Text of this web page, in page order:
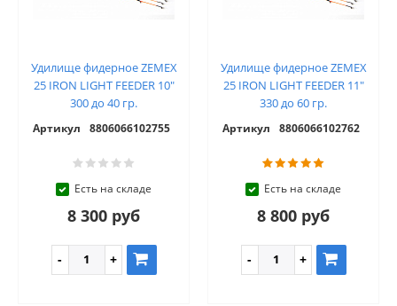
Удилище фидерное ZEMEX
25 IRON LIGHT FEEDER 10"
300 до 40 гр.
Артикул 8806066102755
Есть на складе
8 300 руб
Удилище фидерное ZEMEX
25 IRON LIGHT FEEDER 11"
330 до 60 гр.
Артикул 8806066102762
Есть на складе
8 800 руб